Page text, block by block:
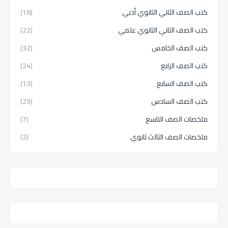
كتب الصف الثاني الثانوي أدبي
(18)
كتب الصف الثاني الثانوي علمي
(22)
كتب الصف الخامس
(32)
كتب الصف الرابع
(24)
كتب الصف السابع
(13)
كتب الصف السادس
(29)
ملخصات الصف التاسع
(7)
ملخصات الصف الثالث ثانوي
(2)